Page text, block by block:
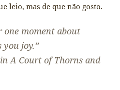
leio, mas de que não gosto.
one moment about
joy.”
inA Court of Thorns and